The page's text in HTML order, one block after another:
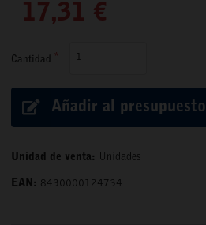
17,31 €
Cantidad
Añadir al presupuesto
Unidad de venta: Unidades
EAN: 8430000124734